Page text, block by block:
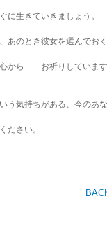
生きていきましょう。
のとき彼女を選んでお
から……お祈りしています
う気持ちがある、今のあ
ださい。
｜